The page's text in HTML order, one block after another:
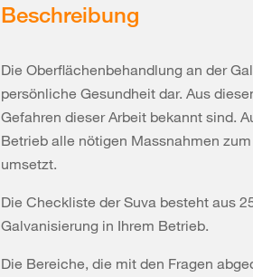
Beschreibung
Die Oberflächenbehandlung an der
persönliche Gesundheit dar. Aus
Gefahren dieser Arbeit bekannt sind.
Betrieb alle nötigen Massnahmen
umsetzt.
Die Checkliste der Suva besteht aus
Galvanisierung in Ihrem Betrieb.
Die Bereiche, die mit den Fragen